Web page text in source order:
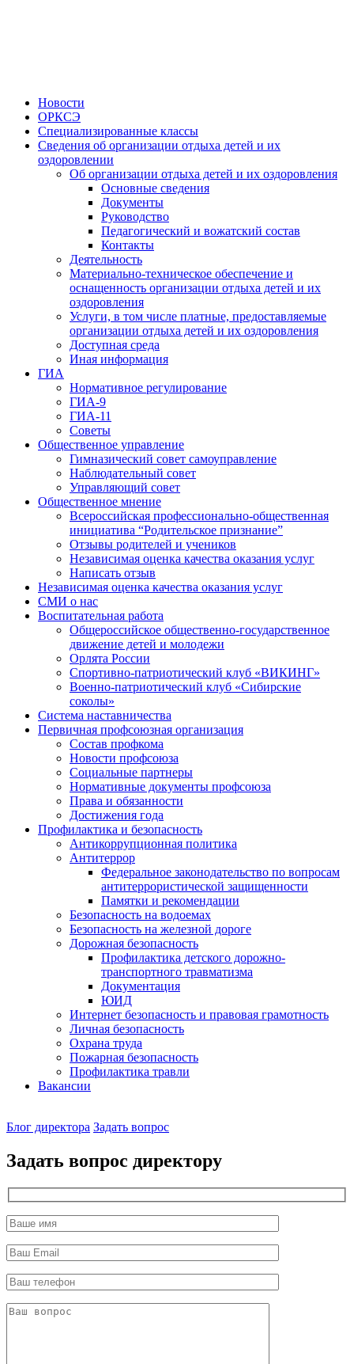
Новости
ОРКСЭ
Специализированные классы
Сведения об организации отдыха детей и их
оздоровлении
Об организации отдыха детей и их оздоровления
Основные сведения
Документы
Руководство
Педагогический и вожатский состав
Контакты
Деятельность
Материально-техническое обеспечение и
оснащенность организации отдыха детей и их
оздоровления
Услуги, в том числе платные, предоставляемые
организации отдыха детей и их оздоровления
Доступная среда
Иная информация
ГИА
Нормативное регулирование
ГИА-9
ГИА-11
Советы
Общественное управление
Гимназический совет самоуправление
Наблюдательный совет
Управляющий совет
Общественное мнение
Всероссийская профессионально-общественная
инициатива “Родительское признание”
Отзывы родителей и учеников
Независимая оценка качества оказания услуг
Написать отзыв
Независимая оценка качества оказания услуг
СМИ о нас
Воспитательная работа
Общероссийское общественно-государственное
движение детей и молодежи
Орлята России
Спортивно-патриотический клуб «ВИКИНГ»
Военно-патриотический клуб «Сибирские
соколы»
Система наставничества
Первичная профсоюзная организация
Состав профкома
Новости профсоюза
Социальные партнеры
Нормативные документы профсоюза
Права и обязанности
Достижения года
Профилактика и безопасность
Антикоррупционная политика
Антитеррор
Федеральное законодательство по вопросам
антитеррористической защищенности
Памятки и рекомендации
Безопасность на водоемах
Безопасность на железной дороге
Дорожная безопасность
Профилактика детского дорожно-
транспортного травматизма
Документация
ЮИД
Интернет безопасность и правовая грамотность
Личная безопасность
Охрана труда
Пожарная безопасность
Профилактика травли
Вакансии
директор
Блог директора Задать вопрос
Задать вопрос директору